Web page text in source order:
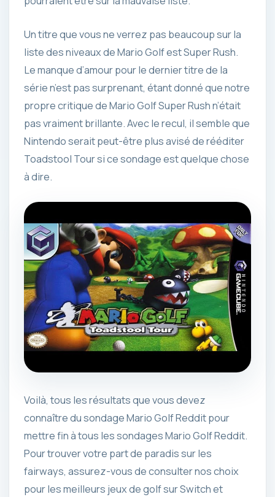
Un titre que vous ne verrez pas beaucoup sur la
liste des niveaux de Mario Golf est Super Rush.
Le manque d’amour pour le dernier titre de la
série n’est pas surprenant, étant donné que notre
propre critique de Mario Golf Super Rush n’était
pas vraiment brillante. Avec le recul, il semble que
Nintendo serait peut-être plus avisé de rééditer
Toadstool Tour si ce sondage est quelque chose
à dire.
Voilà, tous les résultats que vous devez
connaître du sondage Mario Golf Reddit pour
mettre fin à tous les sondages Mario Golf Reddit.
Pour trouver votre part de paradis sur les
fairways, assurez-vous de consulter nos choix
pour les meilleurs jeux de golf sur Switch et